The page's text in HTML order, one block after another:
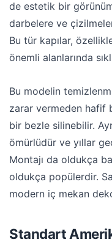
de estetik bir
darbelere ve
Bu tür kapılar,
önemli alanlarında
Bu modelin
zarar vermeden hafif
bir bezle silinebilir.
ömürlüdür ve yıllar
Montajı da oldukça
oldukça popülerdir.
modern iç mekan
Standart